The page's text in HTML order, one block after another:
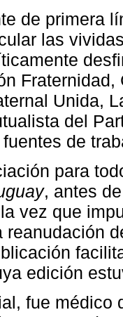
de primera
las
Unida,
del
de
para
, antes
vez que
reanudación
edición
fue médico